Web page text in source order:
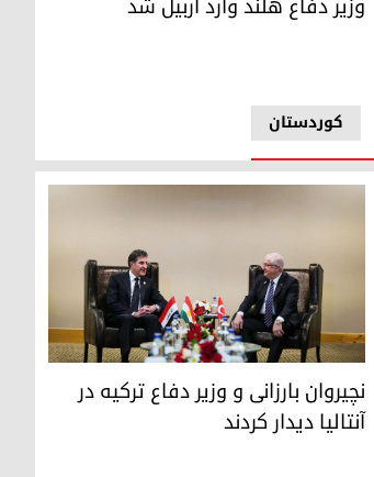
کوردستان
نچیروان بارزانی، رئیس اقلیم کوردستان و یاشار
نچیروان بارزانی و وزیر دفاع ترکیه در
آنتالیا دیدار کردند